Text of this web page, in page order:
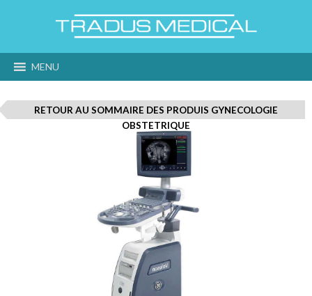
MENU
RETOUR AU SOMMAIRE DES PRODUIS GYNECOLOGIE
OBSTETRIQUE